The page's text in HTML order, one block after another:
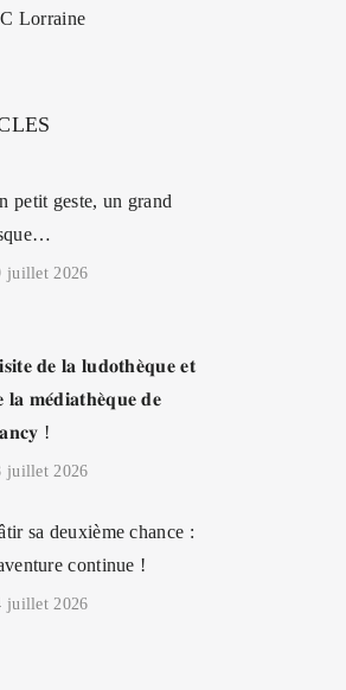
Lorraine
petit geste, un grand
juillet 2026
𝐝𝐞 𝐥𝐚 𝐥𝐮𝐝𝐨𝐭𝐡𝐞̀𝐪𝐮𝐞 𝐞𝐭
𝐥𝐚 𝐦𝐞́𝐝𝐢𝐚𝐭𝐡𝐞̀𝐪𝐮𝐞 𝐝𝐞
!
juillet 2026
sa deuxième chance :
continue !
juillet 2026